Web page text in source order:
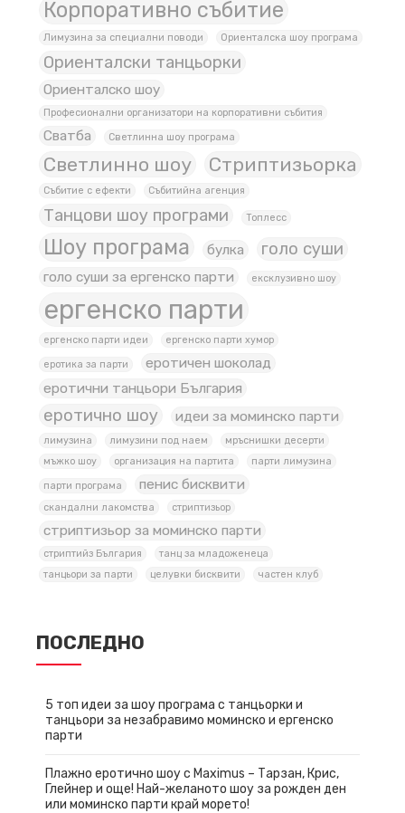
Корпоративно събитие
Лимузина за специални поводи Ориенталска шоу програма
Ориенталски танцьорки
Ориенталско шоу
Професионални организатори на корпоративни събития
Сватба Светлинна шоу програма
Светлинно шоу Стриптизьорка
Събитие с ефекти Събитийна агенция
Танцови шоу програми Топлесс
Шоу програма булка голо суши
голо суши за ергенско парти ексклузивно шоу
ергенско парти
ергенско парти идеи ергенско парти хумор
еротика за парти
еротичен шоколад
еротични танцьори България
еротично шоу идеи за моминско парти
лимузина лимузини под наем
мръснишки десерти
мъжко шоу
организация на партита парти лимузина
парти програма пенис бисквити
скандални лакомства стриптизьор
стриптизьор за моминско парти
стриптийз България
танц за младоженеца
танцьори за парти
целувки бисквити частен клуб
ПОСЛЕДНО
5 топ идеи за шоу програма с танцьорки и
танцьори за незабравимо моминско и ергенско
парти
Плажно еротично шоу с Maximus – Тарзан, Крис,
Глейнер и още! Най-желаното шоу за рожден ден
или моминско парти край морето!